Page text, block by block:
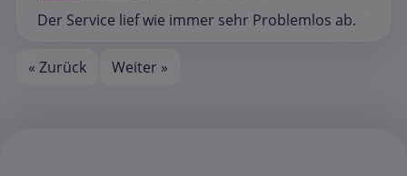
Der Service lief wie immer sehr Problemlos ab.
« Zurück Weiter »